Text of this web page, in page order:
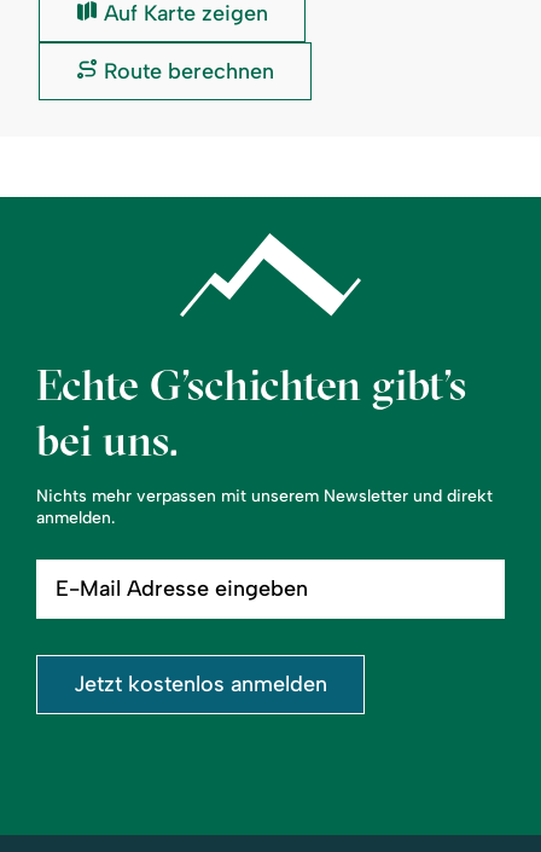
Parkplatz
Balderschwang
Auf Karte zeigen
Parkplatz
Route berechnen
Echte G’schichten gibt’s
bei uns.
Nichts mehr verpassen mit unserem Newsletter und direkt
anmelden.
Mail
eingeben
Jetzt kostenlos anmelden